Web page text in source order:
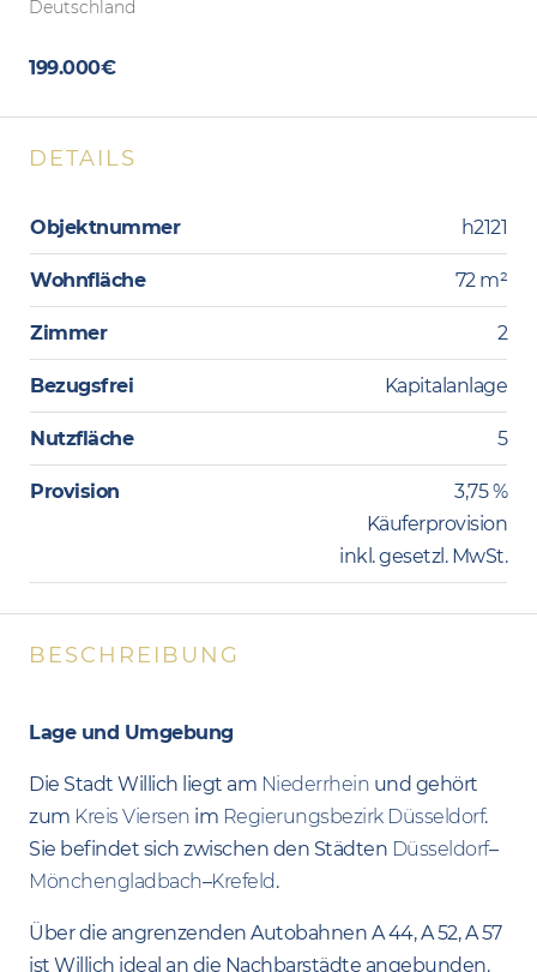
Deutschland
199.000€
DETAILS
Objektnummer h2121
Wohnfläche 72 m²
Zimmer 2
Bezugsfrei Kapitalanlage
Nutzfläche 5
Provision
3,75 %
Käuferprovision
inkl. gesetzl. MwSt.
BESCHREIBUNG
Lage und Umgebung
Die Stadt Willich liegt am Niederrhein und gehört
zum Kreis Viersen im Regierungsbezirk Düsseldorf.
Sie befindet sich zwischen den Städten Düsseldorf–
Mönchengladbach–Krefeld.
Über die angrenzenden Autobahnen A 44, A 52, A 57
ist Willich ideal an die Nachbarstädte angebunden.